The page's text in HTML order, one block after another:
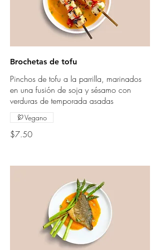
Brochetas de tofu
Pinchos de tofu a la parrilla, marinados
en una fusión de soja y sésamo con
verduras de temporada asadas
$7.50
Vegano